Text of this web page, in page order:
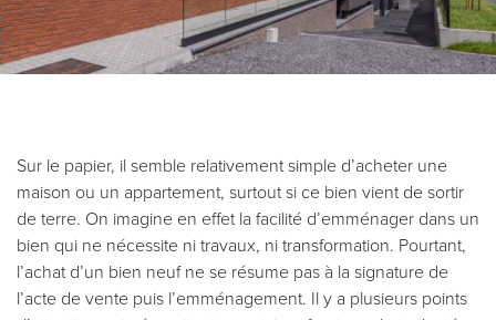
Sur le papier, il semble relativement simple d’acheter une
maison ou un appartement, surtout si ce bien vient de sortir
de terre. On imagine en effet la facilité d’emménager dans un
bien qui ne nécessite ni travaux, ni transformation. Pourtant,
l’achat d’un bien neuf ne se résume pas à la signature de
l’acte de vente puis l’emménagement. Il y a plusieurs points